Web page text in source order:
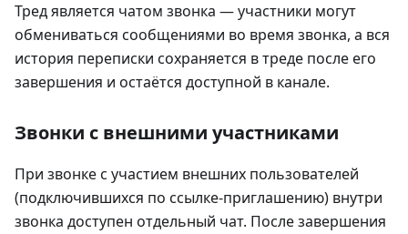
Тред является чатом звонка — участники могут
обмениваться сообщениями во время звонка, а вся
история переписки сохраняется в треде после его
завершения и остаётся доступной в канале.
Звонки с внешними участниками
При звонке с участием внешних пользователей
(подключившихся по ссылке-приглашению) внутри
звонка доступен отдельный чат. После завершения